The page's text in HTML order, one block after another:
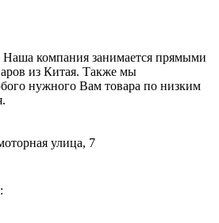
компания занимается прямыми
из Китая. Также мы
нужного Вам товара по низким
улица, 7